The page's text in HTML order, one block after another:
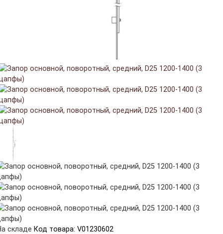
складе Код товара: V01230602